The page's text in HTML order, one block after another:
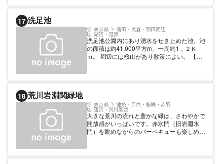
17 洗足池
東京都 蒲田・大森・羽田周辺
湖沼・湿原
洗足池公園内にあり湧水をせき止めた池。池
の面積は約41,000平方m、一周約1，２Ｋ
ｍ。 周辺には桜山があり散策によい。 【規
18 荒川岩淵関緑地
東京都 池袋・目白・板橋・赤羽
運河・河川景観
大きな荒川の流れと豊かな緑は、さわやかで
開放感がいっぱいです。赤水門（旧岩淵水
門）を眺めながらのバーベキューも楽しめま